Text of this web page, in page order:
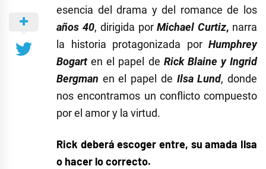
esencia del drama y del romance de los
años 40, dirigida porMichael Curtiz, narra
la historia protagonizada por Humphrey
Bogarten el papel de Rick Blaine y Ingrid
Bergman en el papel de Ilsa Lund, donde
nos encontramos un conflicto compuesto
por el amor y la virtud.
Rick deberá escoger entre, su amada Ilsa
o hacer lo correcto.